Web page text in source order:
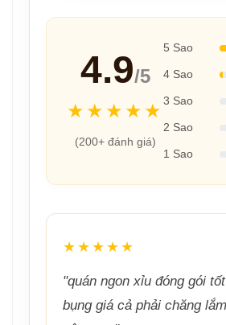
4.9/5
★★★★★
(200+ đánh giá)
5 Sao
4 Sao
3 Sao
2 Sao
1 Sao
★★★★★
"quán ngon xỉu đóng gói
bụng giá cả phải chăng